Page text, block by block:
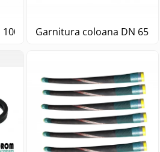
4 " 1/2 pompa beton
Garnitura coloana DN 65